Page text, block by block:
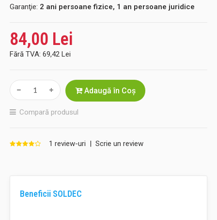
Garanţie: 2 ani persoane fizice, 1 an persoane juridice
84,00 Lei
Fără TVA: 69,42 Lei
Adaugă în Coş
Compară produsul
1 review-uri | Scrie un review
Beneficii SOLDEC